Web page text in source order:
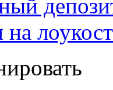
на